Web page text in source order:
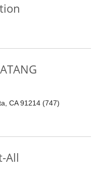
CA 91214 (747)
All